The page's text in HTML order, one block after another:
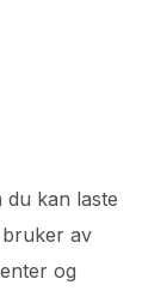
kan laste
av
og